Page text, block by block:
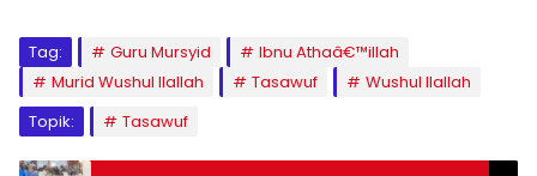
Tag: Guru Mursyid
Ibnu Athaâ€™illah
Murid Wushul Ilallah
Tasawuf
Wushul Ilallah
Topik:
Tasawuf